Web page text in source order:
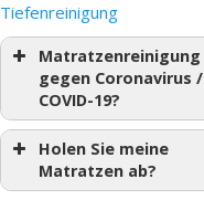
Tiefenreinigung
Matratzenreinigung
gegen Coronavirus /
COVID-19?
Holen Sie meine
Matratzen ab?